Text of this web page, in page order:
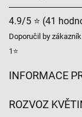
4.9/5 ⭐ (41
Doporučil by
1⭐
INFORMACE
ROZVOZ